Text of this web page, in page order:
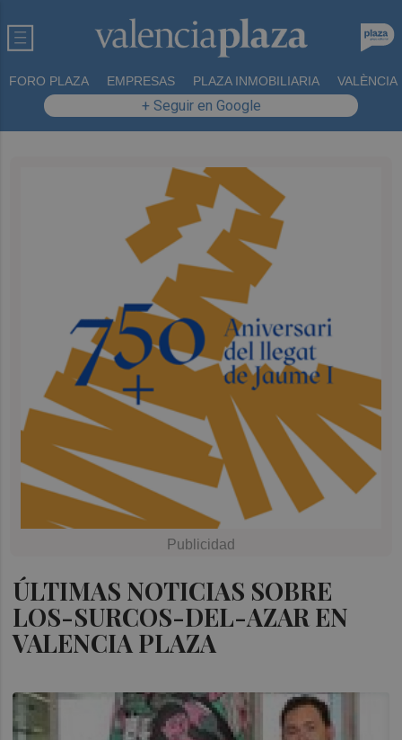
FORO PLAZA EMPRESAS PLAZA INMOBILIARIA VALÈNCIA
+ Seguir en Google
ÚLTIMAS NOTICIAS SOBRE
LOS-SURCOS-DEL-AZAR EN
VALENCIA PLAZA